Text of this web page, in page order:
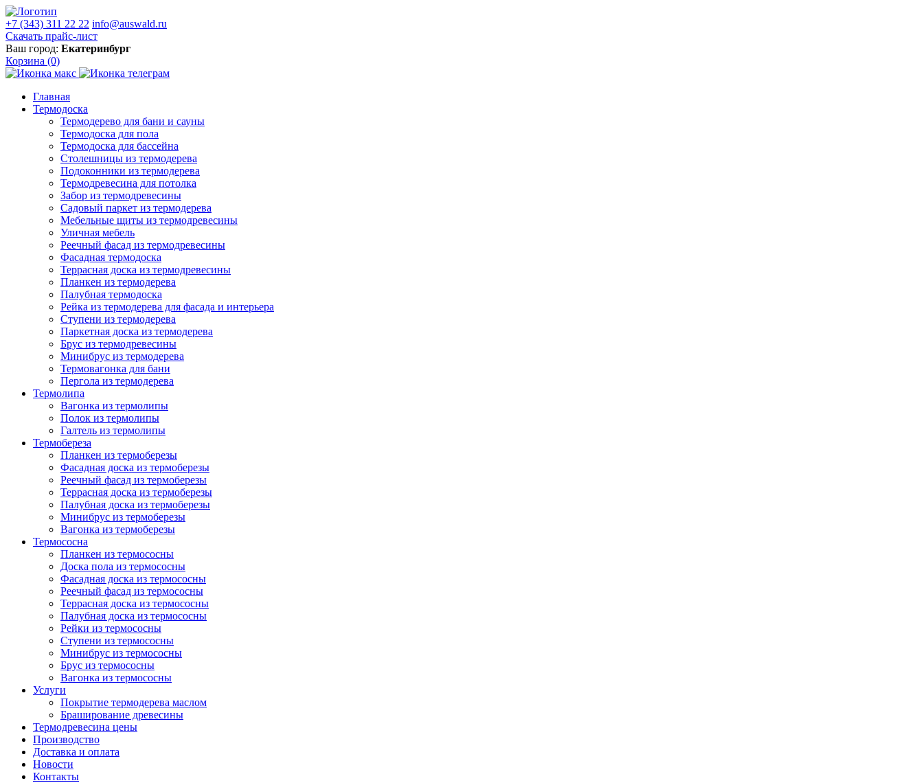
+7 (343) 311 22 22 info@auswald.ru
Скачать прайс-лист
Ваш город: Екатеринбург
Корзина (0)
Главная
Термодоска
Термодерево для бани и сауны
Термодоска для пола
Термодоска для бассейна
Столешницы из термодерева
Подоконники из термодерева
Термодревесина для потолка
Забор из термодревесины
Садовый паркет из термодерева
Мебельные щиты из термодревесины
Уличная мебель
Реечный фасад из термодревесины
Фасадная термодоска
Террасная доска из термодревесины
Планкен из термодерева
Палубная термодоска
Рейка из термодерева для фасада и интерьера
Ступени из термодерева
Паркетная доска из термодерева
Брус из термодревесины
Минибрус из термодерева
Термовагонка для бани
Пергола из термодерева
Термолипа
Вагонка из термолипы
Полок из термолипы
Галтель из термолипы
Термобереза
Планкен из термоберезы
Фасадная доска из термоберезы
Реечный фасад из термоберезы
Террасная доска из термоберезы
Палубная доска из термоберезы
Минибрус из термоберезы
Вагонка из термоберезы
Термососна
Планкен из термососны
Доска пола из термососны
Фасадная доска из термососны
Реечный фасад из термососны
Террасная доска из термососны
Палубная доска из термососны
Рейки из термососны
Ступени из термососны
Минибрус из термососны
Брус из термососны
Вагонка из термососны
Услуги
Покрытие термодерева маслом
Браширование древесины
Термодревесина цены
Производство
Доставка и оплата
Новости
Контакты